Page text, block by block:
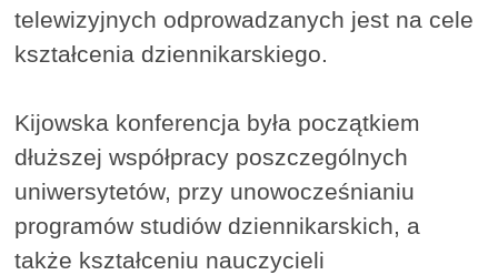
telewizyjnych odprowadzanych jest na cele
kształcenia dziennikarskiego.
Kijowska konferencja była początkiem
dłuższej współpracy poszczególnych
uniwersytetów, przy unowocześnianiu
programów studiów dziennikarskich, a
także kształceniu nauczycieli